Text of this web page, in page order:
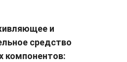
и
средство
компонентов: